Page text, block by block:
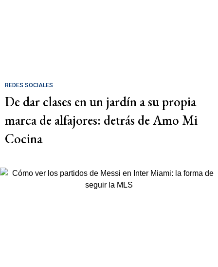
REDES SOCIALES
De dar clases en un jardín a su propia
marca de alfajores: detrás de Amo Mi
Cocina